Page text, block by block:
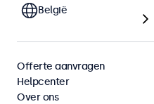
België
Offerte aanvragen
Helpcenter
Over ons